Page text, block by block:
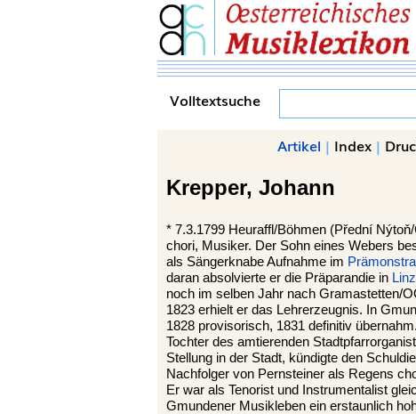
Volltextsuche
Artikel | Index |
Krepper, Johann
* 7.3.1799 Heuraffl/Böhmen (Přední
chori, Musiker. Der Sohn eines Webers
als Sängerknabe Aufnahme im
daran absolvierte er die Präparandie in Linz
noch im selben Jahr nach Gramastetten/
1823 erhielt er das Lehrerzeugnis. In
1828 provisorisch, 1831 definitiv
Tochter des amtierenden
Stellung in der Stadt, kündigte den
Nachfolger von Pernsteiner als Regens
Er war als Tenorist und Instrumentalist
Gmundener Musikleben ein erstaunlich